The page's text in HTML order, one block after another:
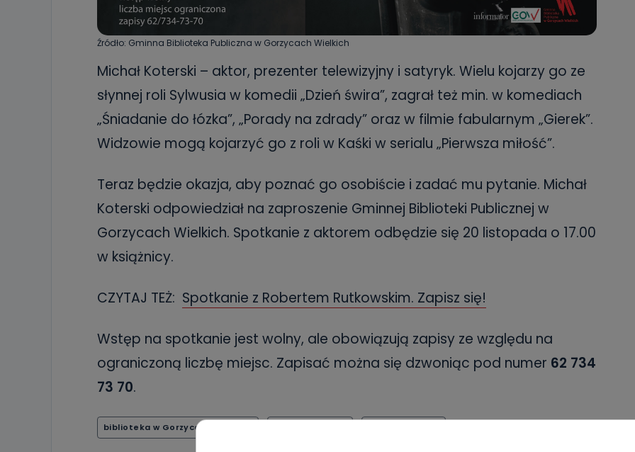
Źródło: Gminna Biblioteka Publiczna w Gorzycach Wielkich
Michał Koterski – aktor, prezenter telewizyjny i satyryk. Wielu kojarzy go ze
słynnej roli Sylwusia w komedii „Dzień świra”, zagrał też min. w komediach
„Śniadanie do łózka”, „Porady na zdrady” oraz w filmie fabularnym „Gierek”.
Widzowie mogą kojarzyć go z roli w Kaśki w serialu „Pierwsza miłość”.
Teraz będzie okazja, aby poznać go osobiście i zadać mu pytanie. Michał
Koterski odpowiedział na zaproszenie Gminnej Biblioteki Publicznej w
Gorzycach Wielkich. Spotkanie z aktorem odbędzie się 20 listopada o 17.00
w książnicy.
CZYTAJ TEŻ: Spotkanie z Robertem Rutkowskim. Zapisz się!
Wstęp na spotkanie jest wolny, ale obowiązują zapisy ze względu na
ograniczoną liczbę miejsc. Zapisać można się dzwoniąc pod numer 62 734
73 70.
biblioteka w Gorzycach Wielkich